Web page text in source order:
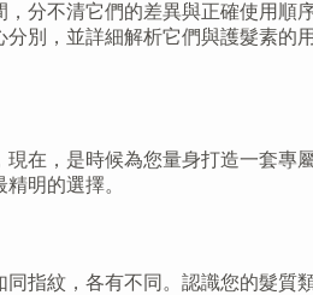
分不清它們的差異與正確使用
別，並詳細解析它們與護髮素
在，是時候為您量身打造一套
明的選擇。
指紋，各有不同。認識您的髮質